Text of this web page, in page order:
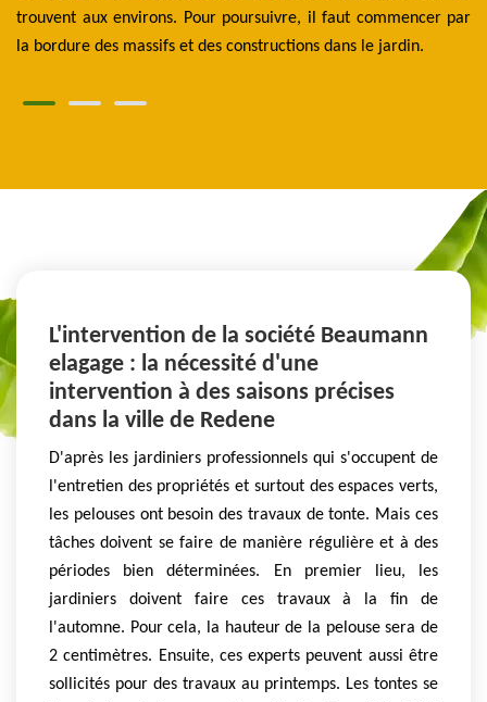
trouvent aux environs. Pour poursuivre, il faut commencer par
la bordure des massifs et des constructions dans le jardin.
L'intervention de la société Beaumann
elagage : la nécessité d'une
intervention à des saisons précises
dans la ville de Redene
D'après les jardiniers professionnels qui s'occupent de
l'entretien des propriétés et surtout des espaces verts,
les pelouses ont besoin des travaux de tonte. Mais ces
tâches doivent se faire de manière régulière et à des
périodes bien déterminées. En premier lieu, les
jardiniers doivent faire ces travaux à la fin de
l'automne. Pour cela, la hauteur de la pelouse sera de
2 centimètres. Ensuite, ces experts peuvent aussi être
sollicités pour des travaux au printemps. Les tontes se